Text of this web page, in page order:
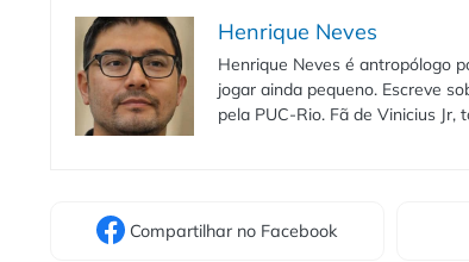
Henrique Neves
Henrique Neves é antropólogo
jogar ainda pequeno. Escreve
pela PUC-Rio. Fã de Vinicius Jr,
Compartilhar no Facebook